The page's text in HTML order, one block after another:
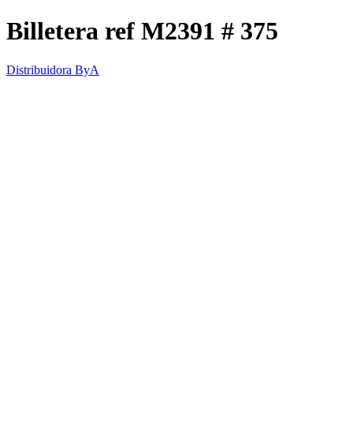
Billetera ref M2391 # 375
Distribuidora ByA